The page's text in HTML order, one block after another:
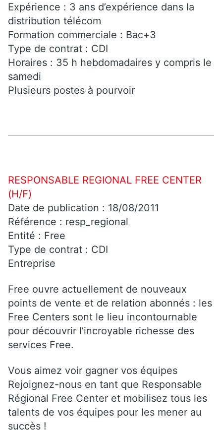
Expérience : 3 ans d’expérience dans la
distribution télécom
Formation commerciale : Bac+3
Type de contrat : CDI
Horaires : 35 h hebdomadaires y compris le
samedi
Plusieurs postes à pourvoir
RESPONSABLE REGIONAL FREE CENTER
(H/F)
Date de publication : 18/08/2011
Référence : resp_regional
Entité : Free
Type de contrat : CDI
Entreprise
Free ouvre actuellement de nouveaux
points de vente et de relation abonnés : les
Free Centers sont le lieu incontournable
pour découvrir l’incroyable richesse des
services Free.
Vous aimez voir gagner vos équipes
Rejoignez-nous en tant que Responsable
Régional Free Center et mobilisez tous les
talents de vos équipes pour les mener au
succès !